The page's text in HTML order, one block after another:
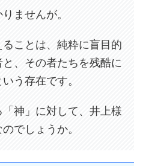
ませんが。
ことは、純粋に盲目的
、その者たちを残酷に
う存在です。
神」に対して、井上様
でしょうか。